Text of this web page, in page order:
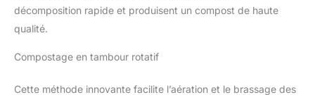
décomposition rapide et produisent un compost de haute
qualité.
Compostage en tambour rotatif
Cette méthode innovante facilite l’aération et le brassage des